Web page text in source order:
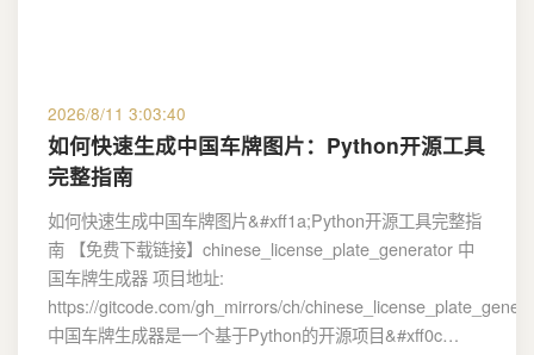
2026/8/11 3:03:40
如何快速生成中国车牌图片：Python开源工具
完整指南
如何快速生成中国车牌图片&#xff1a;Python开源工具完整指
南 【免费下载链接】chinese_license_plate_generator 中
国车牌生成器 项目地址:
https://gitcode.com/gh_mirrors/ch/
中国车牌生成器是一个基于Python的开源项目&#xff0c…